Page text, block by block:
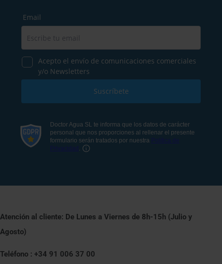
Atención al cliente: De Lunes a Viernes de 8h-15h (Julio y
Agosto)
Teléfono : +34 91 006 37 00